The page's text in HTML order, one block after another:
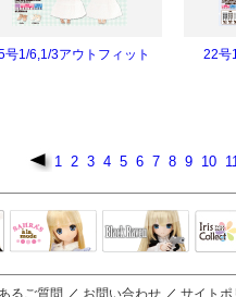
号1/6,1/3アウトフィット 22号
1 2 3 4 5 6 7 8 9 10
るご質問 ／ お問い合わせ ／ サイトポ